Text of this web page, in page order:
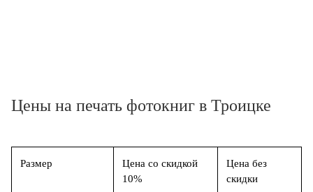
Цены на печать фотокниг в Троицке
Размер
Цена со скидкой
10%
Цена без
скидки